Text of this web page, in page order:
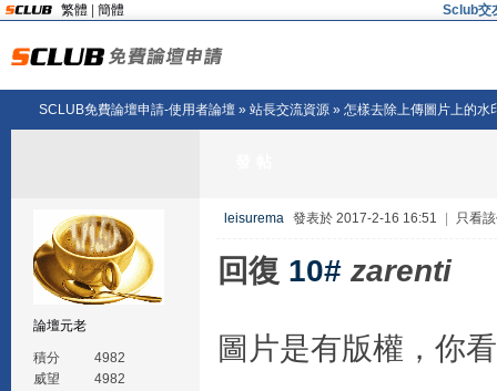
繁體 簡體 Sclub交
SCLUB免費論壇申請-使用者論壇» 站長交流資源» 怎樣去除上傳圖片上的水
論壇元老
積分
4982
威望
4982
leisurema 發表於 2017-2-16 16:51 只看
回復 10# zarenti
圖片是有版權，你